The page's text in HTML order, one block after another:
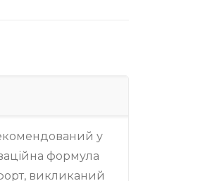
у
формула
викликаний